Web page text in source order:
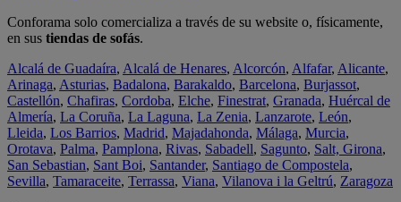
Conforama solo comercializa a través de su website o, físicamente,
en sus tiendas de sofás.
Alcalá de Guadaíra, Alcalá de Henares, Alcorcón, Alfafar, Alicante,
Arinaga, Asturias, Badalona, Barakaldo, Barcelona, Burjassot,
Castellón, Chafiras, Cordoba, Elche, Finestrat, Granada, Huércal de
Almería, La Coruña, La Laguna, La Zenia, Lanzarote, León,
Lleida, Los Barrios, Madrid, Majadahonda, Málaga, Murcia,
Orotava, Palma, Pamplona, Rivas, Sabadell, Sagunto, Salt, Girona,
San Sebastian, Sant Boi, Santander, Santiago de Compostela,
Sevilla, Tamaraceite, Terrassa, Viana, Vilanova i la Geltrú, Zaragoza